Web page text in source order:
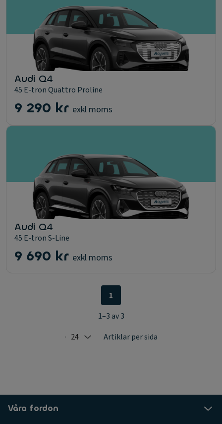
Audi Q4
45 E-tron Quattro Proline
9 290 kr exkl moms
Audi Q4
45 E-tron S-Line
9 690 kr exkl moms
Selected: 24
24 Artiklar per sida
1
1–3 av 3
Våra fordon